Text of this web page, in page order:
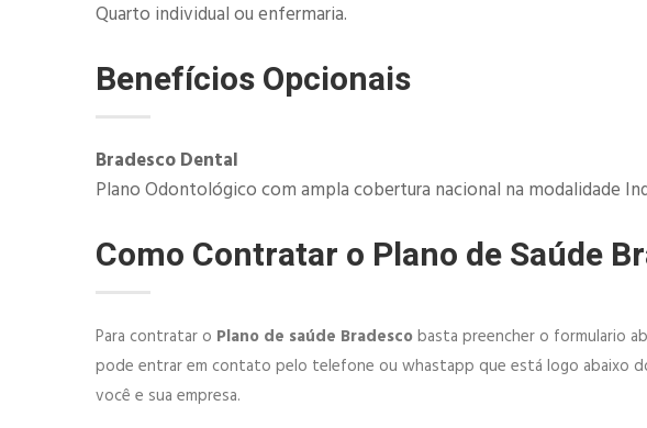
Quarto individual ou enfermaria.
Benefícios Opcionais
​Bradesco Dental
Plano Odontológico com ampla cobertura nacional na modalidade
Como Contratar o Plano de Saúde
Para contratar o Plano de saúde Bradescobasta preencher o formulario
pode entrar em contato pelo telefone ou whastapp que está logo abaixo
você e sua empresa.